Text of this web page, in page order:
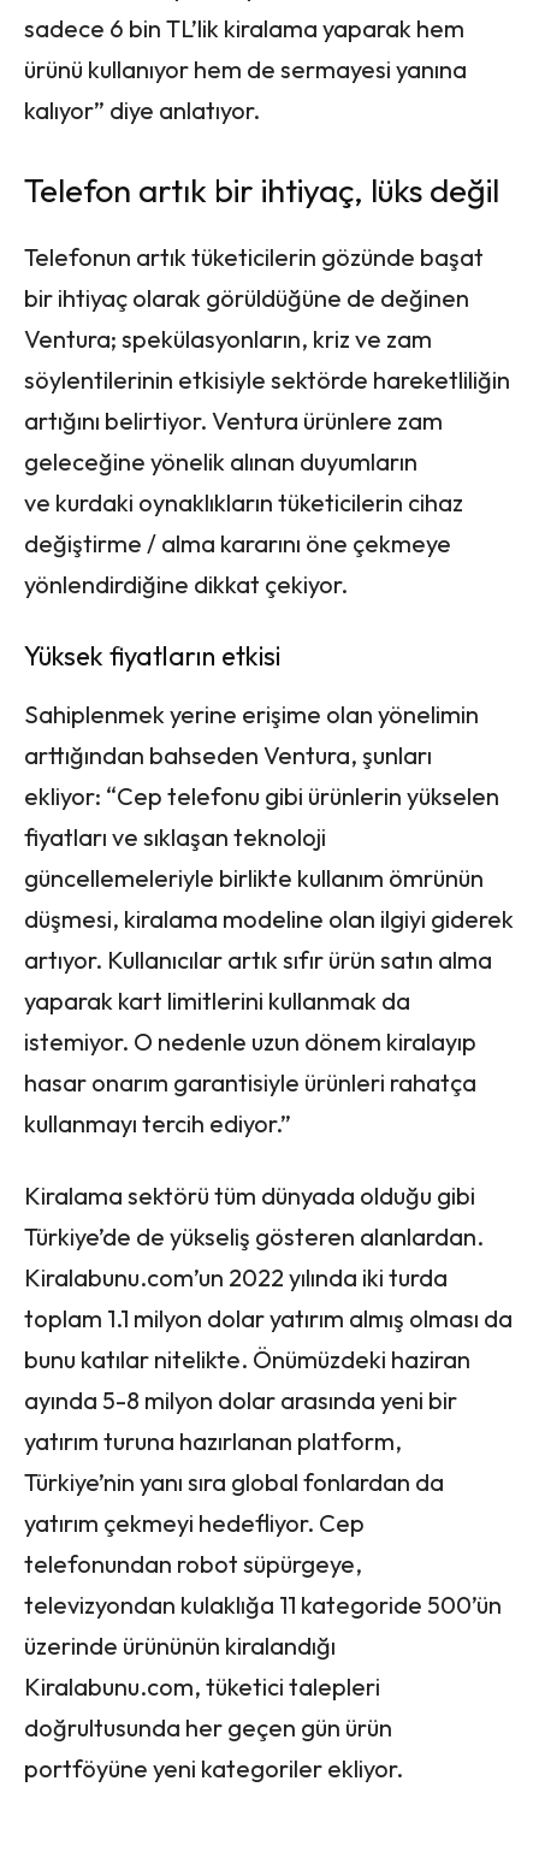
sadece 6 bin TL’lik kiralama yaparak hem
ürünü kullanıyor hem de sermayesi yanına
kalıyor” diye anlatıyor.
Telefon artık bir ihtiyaç, lüks değil
Telefonun artık tüketicilerin gözünde başat
bir ihtiyaç olarak görüldüğüne de değinen
Ventura; spekülasyonların, kriz ve zam
söylentilerinin etkisiyle sektörde hareketliliğin
artığını belirtiyor. Ventura ürünlere zam
geleceğine yönelik alınan duyumların
ve kurdaki oynaklıkların tüketicilerin cihaz
değiştirme / alma kararını öne çekmeye
yönlendirdiğine dikkat çekiyor.
Yüksek fiyatların etkisi
Sahiplenmek yerine erişime olan yönelimin
arttığından bahseden Ventura, şunları
ekliyor: “Cep telefonu gibi ürünlerin yükselen
fiyatları ve sıklaşan teknoloji
güncellemeleriyle birlikte kullanım ömrünün
düşmesi, kiralama modeline olan ilgiyi giderek
artıyor. Kullanıcılar artık sıfır ürün satın alma
yaparak kart limitlerini kullanmak da
istemiyor. O nedenle uzun dönem kiralayıp
hasar onarım garantisiyle ürünleri rahatça
kullanmayı tercih ediyor.”
Kiralama sektörü tüm dünyada olduğu gibi
Türkiye’de de yükseliş gösteren alanlardan.
Kiralabunu.com’un 2022 yılında iki turda
toplam 1.1 milyon dolar yatırım almış olması da
bunu katılar nitelikte. Önümüzdeki haziran
ayında 5-8 milyon dolar arasında yeni bir
yatırım turuna hazırlanan platform,
Türkiye’nin yanı sıra global fonlardan da
yatırım çekmeyi hedefliyor. Cep
telefonundan robot süpürgeye,
televizyondan kulaklığa 11 kategoride 500’ün
üzerinde ürününün kiralandığı
Kiralabunu.com, tüketici talepleri
doğrultusunda her geçen gün ürün
portföyüne yeni kategoriler ekliyor.